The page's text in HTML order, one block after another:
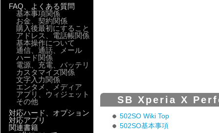
SB Xperia X
502SO Wiki Top
502SO基本事項
FAQ、よくある質問
基本事項関係
お金、契約関係
購入後最初にすること
アドレス、電話帳関係
基本操作について
通信、通話、メール
ハード関係
電源、充電、バッテリ
カスタマイズ関係
文字入力関係
エンタメ、メディア
アプリ、ウィジェット
その他
対応ハード、オプション
対応アプリ
関連書籍